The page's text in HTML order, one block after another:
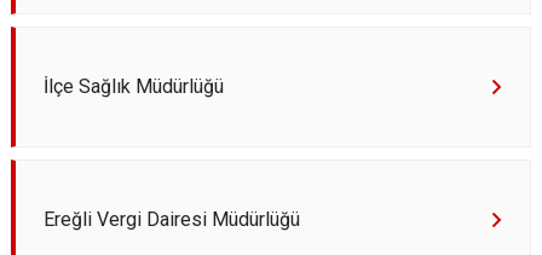
İlçe Sağlık Müdürlüğü
Ereğli Vergi Dairesi Müdürlüğü